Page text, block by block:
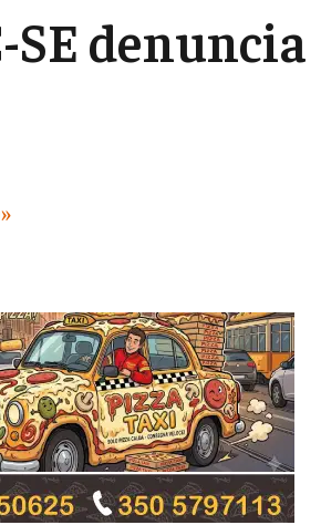
SE denuncia